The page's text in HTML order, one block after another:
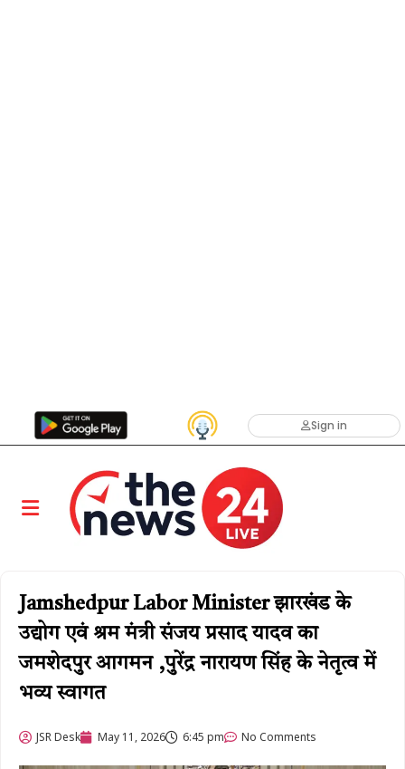
Sign in
Jamshedpur Labor Minister झारखंड के
उद्योग एवं श्रम मंत्री संजय प्रसाद यादव का
जमशेदपुर आगमन ,पुरेंद्र नारायण सिंह के नेतृत्व में
भव्य स्वागत ​
JSR Desk May 11, 2026 6:45 pm No Comments